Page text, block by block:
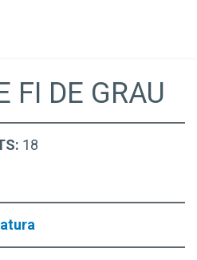
FI DE GRAU
18